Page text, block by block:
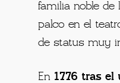
familia noble de
palco en el
de status muy
En 1776 tras el